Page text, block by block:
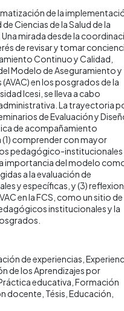
de la
Ciencias de la Salud de la
mirada desde la
de revisar y tomar
Continuo y Calidad,
Modelo de Aseguramiento y
en los posgrados de la
Icesi, se lleva a cabo
La trayectoria
de Evaluación y
de acompañamiento
comprender con mayor
pedagógico-institucionales
importancia del modelo
a la evaluación de
y específicas, y (3)
en la FCS, como un sitio de
institucionales y la
de experiencias
de los Aprendizajes por
educativa Formación
docente Tésis Educación